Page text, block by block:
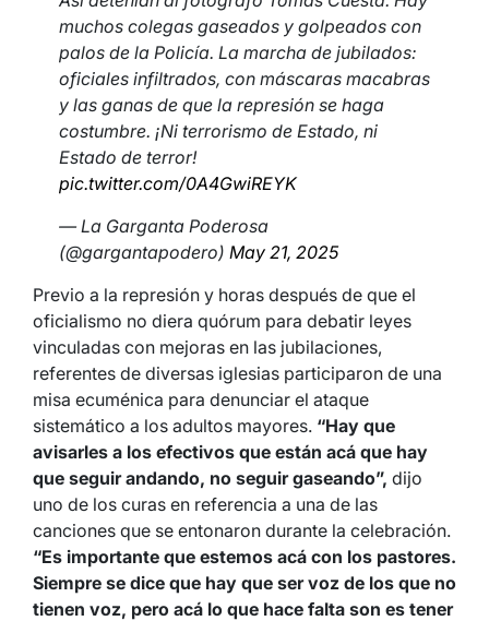
muchos colegas gaseados y golpeados con
palos de la Policía. La marcha de jubilados:
oficiales infiltrados, con máscaras macabras
y las ganas de que la represión se haga
costumbre. ¡Ni terrorismo de Estado, ni
Estado de terror!
pic.twitter.com/0A4GwiREYK
— La Garganta Poderosa
(@gargantapodero) May 21, 2025
Previo a la represión y horas después de que el
oficialismo no diera quórum para debatir leyes
vinculadas con mejoras en las jubilaciones,
referentes de diversas iglesias participaron de una
misa ecuménica para denunciar el ataque
sistemático a los adultos mayores. “Hay que
avisarles a los efectivos que están acá que hay
que seguir andando, no seguir gaseando”, dijo
uno de los curas en referencia a una de las
canciones que se entonaron durante la celebración.
“Es importante que estemos acá con los pastores.
Siempre se dice que hay que ser voz de los que no
tienen voz, pero acá lo que hace falta son es tener